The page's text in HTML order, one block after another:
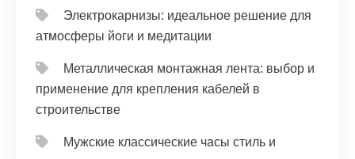
Электрокарнизы: идеальное решение для
атмосферы йоги и медитации
Металлическая монтажная лента: выбор и
применение для крепления кабелей в
строительстве
Мужские классические часы стиль и